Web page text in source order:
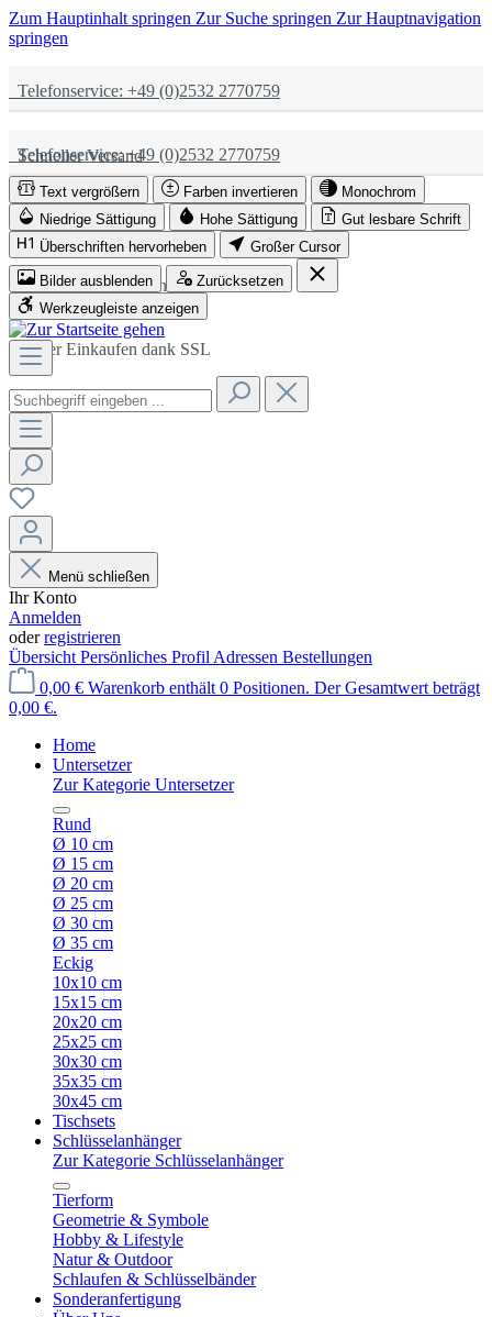
Zum Hauptinhalt springen Zur Suche springen Zur Hauptnavigation
springen
Telefonservice: +49 (0)2532 2770759
Schneller Versand
Partnerschaftlich
Sicher Einkaufen dank SSL
Telefonservice: +49 (0)2532 2770759
Schneller Versand
Partnerschaftlich
Sicher Einkaufen dank SSL
Text vergrößern Farben invertieren
Monochrom
Niedrige Sättigung
Hohe Sättigung
Gut lesbare Schrift
Überschriften hervorheben
Großer Cursor
Bilder ausblenden
Zurücksetzen
Werkzeugleiste anzeigen
Menü schließen
Ihr Konto
Anmelden
oderregistrieren
Übersicht Persönliches Profil Adressen Bestellungen
0,00 € Warenkorb enthält 0 Positionen. Der Gesamtwert beträgt
0,00 €.
Home
Untersetzer
Zur Kategorie Untersetzer
Rund
Ø 10 cm
Ø 15 cm
Ø 20 cm
Ø 25 cm
Ø 30 cm
Ø 35 cm
Eckig
10x10 cm
15x15 cm
20x20 cm
25x25 cm
30x30 cm
35x35 cm
30x45 cm
Tischsets
Schlüsselanhänger
Zur Kategorie Schlüsselanhänger
Tierform
Geometrie & Symbole
Hobby & Lifestyle
Natur & Outdoor
Schlaufen & Schlüsselbänder
Sonderanfertigung